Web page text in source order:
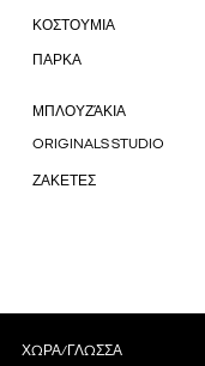
ΚΟΣΤΟΥΜΙΑ
ΠΑΡΚΑ
ΜΠΛΟΥΖΆΚΙΑ
ORIGINALS STUDIO
ΖΑΚΕΤΕΣ
ΧΏΡΑ/ΓΛΏΣΣΑ